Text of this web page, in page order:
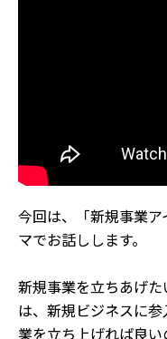
今回は、「新規事業
マでお話しします。
新規事業を立ちあげ
は、新規ビジネスに
業を立ち上げれば良